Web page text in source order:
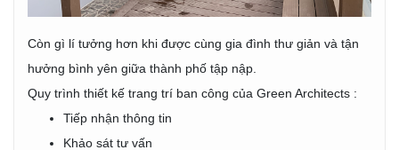
Còn gì lí tưởng hơn khi được cùng gia đình thư giản và tận
hưởng bình yên giữa thành phố tập nập.
Quy trình thiết kế trang trí ban công của Green Architects :
Tiếp nhận thông tin
Khảo sát tư vấn